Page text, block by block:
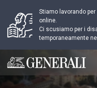
Stiamo lavorando
online.
Ci scusiamo per i
temporaneamente
Generali logo